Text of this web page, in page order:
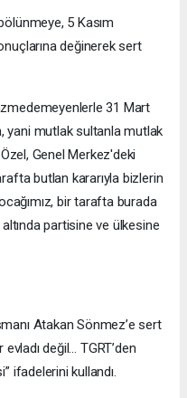
5 Kasım
değinerek sert
31 Mart
yani mutlak sultanla mutlak
Genel Merkez'deki
butlan kararıyla bizlerin
bir tarafta burada
partisine ve ülkesine
Atakan Sönmez’e sert
değil… TGRT’den
ifadelerini kullandı.